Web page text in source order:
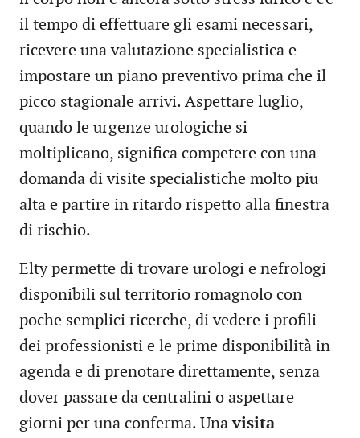
il tempo di effettuare gli esami necessari,
ricevere una valutazione specialistica e
impostare un piano preventivo prima che il
picco stagionale arrivi. Aspettare luglio,
quando le urgenze urologiche si
moltiplicano, significa competere con una
domanda di visite specialistiche molto piu
alta e partire in ritardo rispetto alla finestra
di rischio.
Elty permette di trovare urologi e nefrologi
disponibili sul territorio romagnolo con
poche semplici ricerche, di vedere i profili
dei professionisti e le prime disponibilità in
agenda e di prenotare direttamente, senza
dover passare da centralini o aspettare
giorni per una conferma. Unavisita